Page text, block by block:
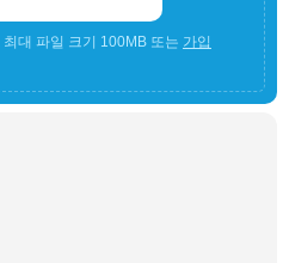
대 파일 크기 100MB 또는 가입